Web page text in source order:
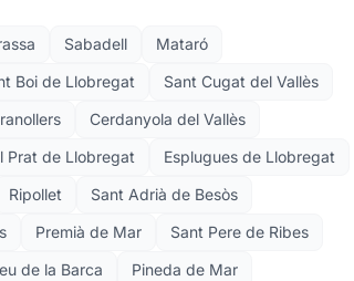
Sabadell
Mataró
Boi de Llobregat
Sant Cugat del Vallès
Cerdanyola del Vallès
Prat de Llobregat
Esplugues de Llobregat
Ripollet
Sant Adrià de Besòs
Premià de Mar
Sant Pere de Ribes
de la Barca
Pineda de Mar